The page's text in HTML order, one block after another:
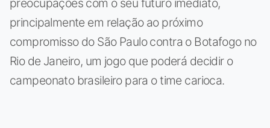
preocupações com o seu futuro imediato,
principalmente em relação ao próximo
compromisso do São Paulo contra o Botafogo no
Rio de Janeiro, um jogo que poderá decidir o
campeonato brasileiro para o time carioca.